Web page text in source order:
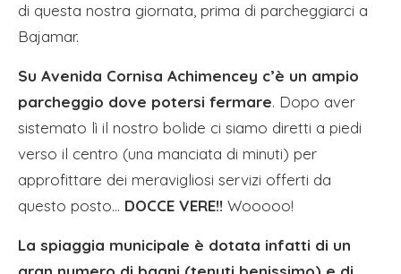
di questa nostra giornata, prima di parcheggiarci a
Bajamar.
Su Avenida Cornisa Achimencey c’è un ampio
parcheggio dove potersi fermare. Dopo aver
sistemato lì il nostro bolide ci siamo diretti a piedi
verso il centro (una manciata di minuti) per
approfittare dei meravigliosi servizi offerti da
questo posto… DOCCE VERE!! Wooooo!
La spiaggia municipale è dotata infatti di un